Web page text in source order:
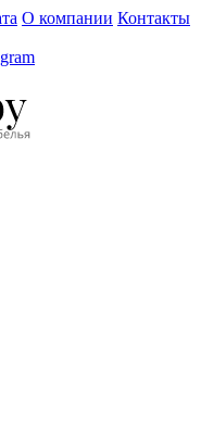
О компании Контакты